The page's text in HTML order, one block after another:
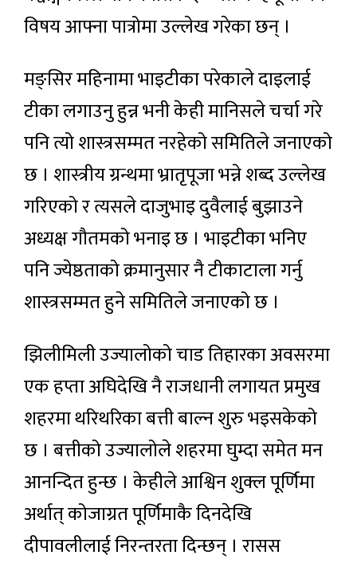
विषय आफ्ना पात्रोमा उल्लेख गरेका छन् ।
मङ्सिर महिनामा भाइटीका परेकाले दाइलाई
टीका लगाउनु हुन्न भनी केही मानिसले चर्चा गरे
पनि त्यो शास्त्रसम्मत नरहेको समितिले जनाएको
छ । शास्त्रीय ग्रन्थमा भ्रातृपूजा भन्ने शब्द उल्लेख
गरिएको र त्यसले दाजुभाइ दुवैलाई बुझाउने
अध्यक्ष गौतमको भनाइ छ । भाइटीका भनिए
पनि ज्येष्ठताको क्रमानुसार नै टीकाटाला गर्नु
शास्त्रसम्मत हुने समितिले जनाएको छ ।
झिलीमिली उज्यालोको चाड तिहारका अवसरमा
एक हप्ता अघिदेखि नै राजधानी लगायत प्रमुख
शहरमा थरिथरिका बत्ती बाल्न शुरु भइसकेको
छ । बत्तीको उज्यालोले शहरमा घुम्दा समेत मन
आनन्दित हुन्छ । केहीले आश्विन शुक्ल पूर्णिमा
अर्थात् कोजाग्रत पूर्णिमाकै दिनदेखि
दीपावलीलाई निरन्तरता दिन्छन् । रासस